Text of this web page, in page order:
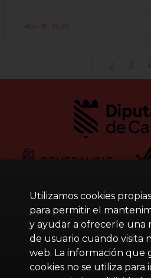
abril 18, 2026
1 2 3
Utilizamos cookies
para permitir el
y ayudar a ofrecerle una
de usuario cuando visita
web. La información que
cookies no se utiliza para